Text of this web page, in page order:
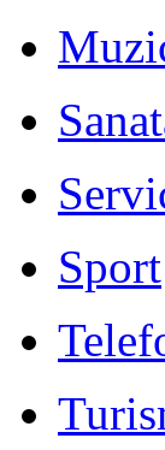
Sport